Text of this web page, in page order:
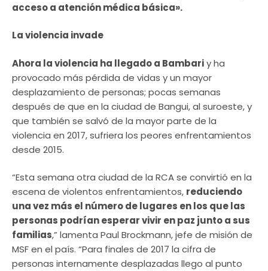
acceso a atención médica básica».
La violencia invade
Ahora la violencia ha llegado a Bambariy ha
provocado más pérdida de vidas y un mayor
desplazamiento de personas; pocas semanas
después de que en la ciudad de Bangui, al suroeste, y
que también se salvó de la mayor parte de la
violencia en 2017, sufriera los peores enfrentamientos
desde 2015.
“Esta semana otra ciudad de la RCA se convirtió en la
escena de violentos enfrentamientos, reduciendo
una vez más el número de lugares en los que las
personas podrían esperar vivir en paz junto a sus
familias,” lamenta Paul Brockmann, jefe de misión de
MSF en el país. “Para finales de 2017 la cifra de
personas internamente desplazadas llego al punto